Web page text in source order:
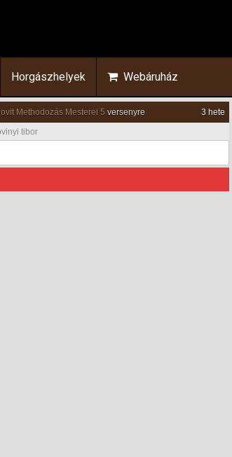
Horgászhelyek Webáruház
Methodozás Mesterei 5 versenyre
3 hete
tibor